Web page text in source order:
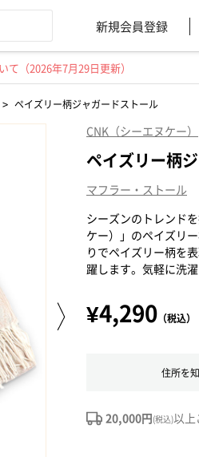
新規会員登録
（2026年7月29日更新）
> ペイズリー柄ジャガードストール
CNK（シーエヌケー）
ペイズリー柄
マフラー・ストール
シーズンのトレンド
ケー）」のペイズリ
りでペイズリー柄を
躍します。気軽に洗
¥4,290 （税込）
住所を
20,000円(税込)以上